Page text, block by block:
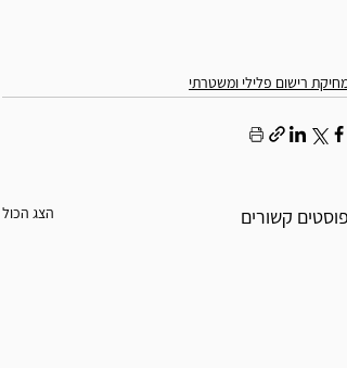
מחיקת רישום פלילי ומשטרתי
פוסטים קשורים הצג הכול